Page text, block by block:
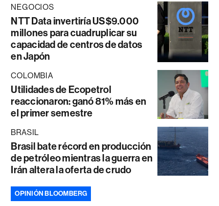
NEGOCIOS
NTT Data invertiría US$9.000
millones para cuadruplicar su
capacidad de centros de datos
en Japón
COLOMBIA
Utilidades de Ecopetrol
reaccionaron: ganó 81% más en
el primer semestre
BRASIL
Brasil bate récord en producción
de petróleo mientras la guerra en
Irán altera la oferta de crudo
OPINIÓN BLOOMBERG